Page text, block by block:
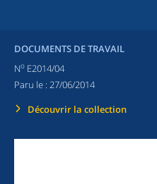
DOCUMENTS DE TRAVAIL
No E2014/04
Paru le : 27/06/2014
Découvrir la collection